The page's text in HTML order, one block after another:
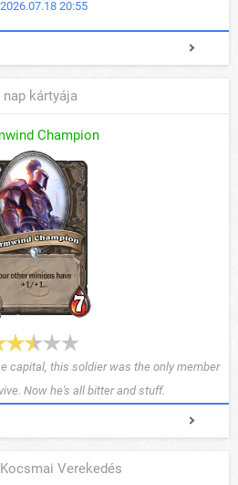
20:55
nap kártyája
Champion
capital, this soldier was the only member
Now he's all bitter and stuff.
Verekedés